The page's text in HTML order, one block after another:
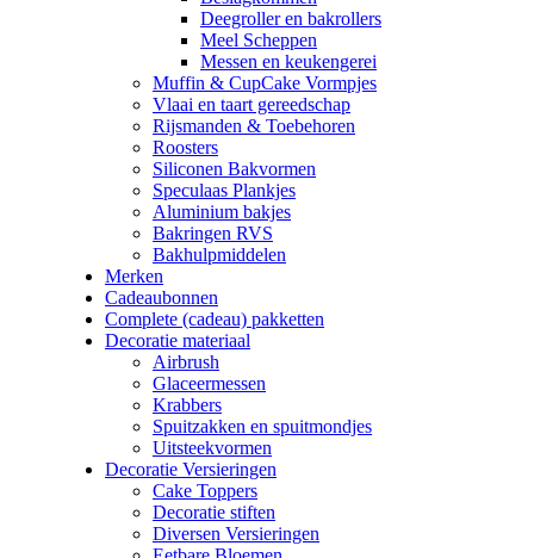
Deegroller en bakrollers
Meel Scheppen
Messen en keukengerei
Muffin & CupCake Vormpjes
Vlaai en taart gereedschap
Rijsmanden & Toebehoren
Roosters
Siliconen Bakvormen
Speculaas Plankjes
Aluminium bakjes
Bakringen RVS
Bakhulpmiddelen
Merken
Cadeaubonnen
Complete (cadeau) pakketten
Decoratie materiaal
Airbrush
Glaceermessen
Krabbers
Spuitzakken en spuitmondjes
Uitsteekvormen
Decoratie Versieringen
Cake Toppers
Decoratie stiften
Diversen Versieringen